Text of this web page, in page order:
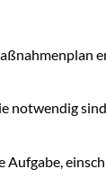
notwendig